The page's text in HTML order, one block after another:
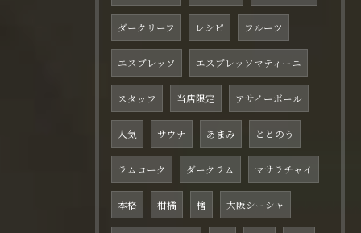
ダークリーフ レシピ フルーツ
エスプレッソ エスプレッソマティーニ
スタッフ 当店限定 アサイーボール
人気 サウナ あまみ ととのう
ラムコーク ダークラム マサラチャイ
本格 柑橘 檜 大阪シーシャ